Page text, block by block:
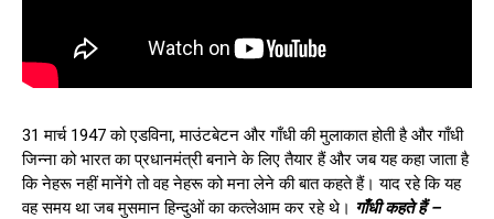
31 मार्च 1947 को एडविना, माउंटबेटन और गाँधी की मुलाकात होती है और गाँधी
जिन्ना को भारत का प्रधानमंत्री बनाने के लिए तैयार हैं और जब यह कहा जाता है
कि नेहरू नहीं मानेंगे तो वह नेहरू को मना लेने की बात कहते हैं। याद रहे कि यह
वह समय था जब मुसमान हिन्दुओं का कत्लेआम कर रहे थे। गाँधी कहते हैं –